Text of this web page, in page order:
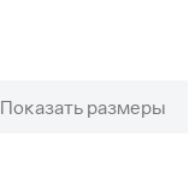
Показать размеры